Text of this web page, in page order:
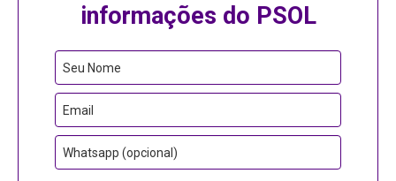
informações do PSOL
Contact
Email
Seu Nome
Email
Whatsapp (opcional)